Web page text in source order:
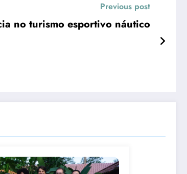
Previous post
no turismo esportivo náutico